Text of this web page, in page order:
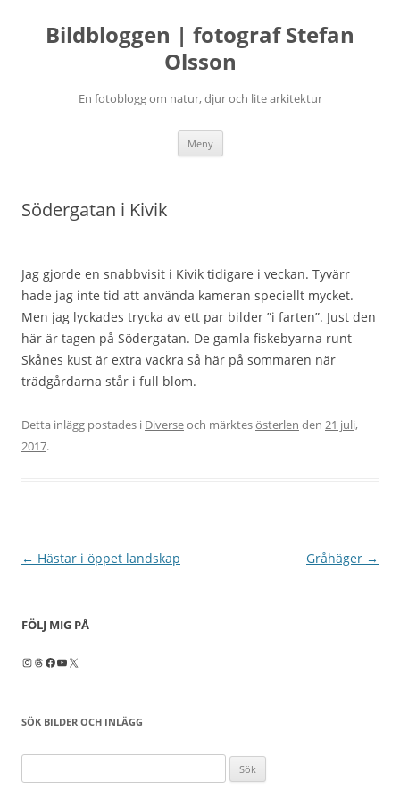
Bildbloggen | fotograf Stefan
Olsson
En fotoblogg om natur, djur och lite arkitektur
Meny Hoppa
innehåll
Södergatan i Kivik
Jag gjorde en snabbvisit i Kivik tidigare i veckan. Tyvärr
hade jag inte tid att använda kameran speciellt mycket.
Men jag lyckades trycka av ett par bilder ”i farten”. Just den
här är tagen på Södergatan. De gamla fiskebyarna runt
Skånes kust är extra vackra så här på sommaren när
trädgårdarna står i full blom.
Detta inlägg postades i Diverseoch märktesösterlen den 21 juli,
2017.
Inläggsnavigering
← Hästar i öppet landskap Gråhäger →
FÖLJ MIG PÅ
Instagram
Threads
Facebook
YouTube
X
SÖK BILDER OCH INLÄGG
efter: